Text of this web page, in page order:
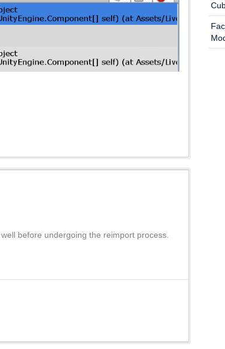
before undergoing the reimport process.